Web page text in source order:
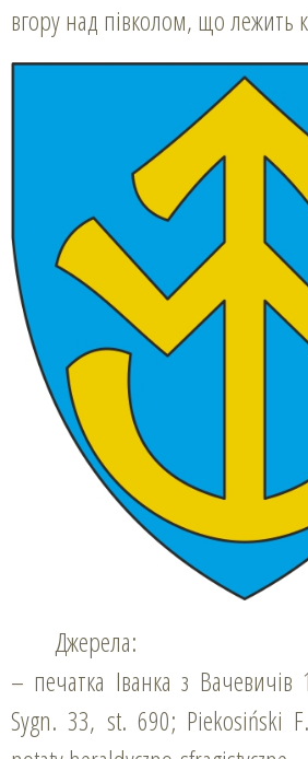
вгору над півколом, що лежить
Джерела:
– печатка Іванка з Вачевичів
Sygn. 33, st. 690; Piekosiński